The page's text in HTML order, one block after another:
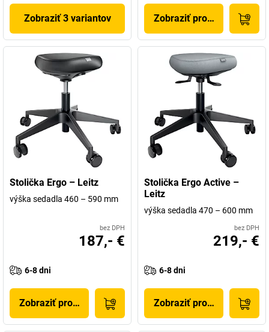
Zobraziť 3 variantov Zobraziť produkt
Stolička Ergo – Leitz
výška sedadla 460 – 590 mm
bez DPH
187,- €
6-8 dni
Zobraziť produkt
Stolička Ergo Active –
Leitz
výška sedadla 470 – 600 mm
bez DPH
219,- €
6-8 dni
Zobraziť produkt